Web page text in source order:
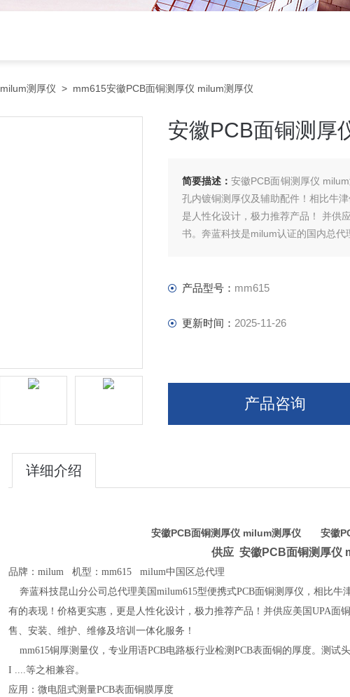
milum测厚仪 > mm615安徽PCB面铜测厚仪 milum测厚仪
安徽PCB面铜测厚
简要描述：安徽PCB面铜测厚仪
孔内镀铜测厚仪及辅助配件！相比牛
是人性化设计，极力推荐产品！ 并供
书。奔蓝科技是milum认证的国内总代
产品型号： mm615
更新时间： 2025-11-26
产品咨询
详细介绍
安徽PCB面铜测厚仪 milum测厚仪 安徽
供应 安徽PCB面铜测厚仪
品牌：milum 机型：mm615 milum中国区总代理
奔蓝科技昆山分公司总代理美国milum615型便携式PCB面铜测厚仪，相比牛
有的表现！价格更实惠，更是人性化设计，极力推荐产品！并供应美国UPA面
售、安装、维护、维修及培训一体化服务！
mm615铜厚测量仪，专业用语PCB电路板行业检测PCB表面铜的厚度。 测试
I ....等之相兼容。
应用：微电阻式测量PCB表面铜膜厚度